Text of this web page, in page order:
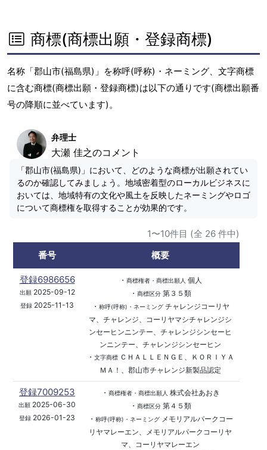
商標(商標出願・登録商標)
名称「郡山市(福島県)」を称呼(呼称)・ネーミング、文字商標
に含む商標(商標出願・登録商標)は以下の通りです(商標出願番
号の降順に並べています)。
弁理士
大瀬 佳之のコメント
「郡山市(福島県)」において、どのような商標が出願されてい
るのか確認してみましょう。地域密着型のローカルビジネスに
おいては、地域特有の文化や風土を反映したネーミングやロゴ
について商標権を取得することが効果的です。
1〜10件目 (全 26 件中)
番号
概要
登録6986656
出願2025-09-12
登録 2025-11-13
・ 商標権者・商標出願人 個人
・ 商標区分第３５類
・ 称呼(呼称)・ネーミングチャレンジコーリヤ
マ、チャレンジ、コーリヤマシチャレンジシ
ンセーヒンニンテー、チャレンジシンセーヒ
ンニンテー、チャレンジシンセーヒン
・ 文字商標ＣＨＡＬＬＥＮＧＥ、ＫＯＲＩＹＡ
ＭＡ！、郡山市チャレンジ新製品認定
登録7009253
出願 2025-06-30
登録 2026-01-23
・ 商標権者・商標出願人 株式会社あおき
・ 商標区分第４５類
・ 称呼(呼称)・ネーミングメモリアルパークコー
リヤマレーエン、メモリアルパークコーリヤ
マ、コーリヤマレーエン